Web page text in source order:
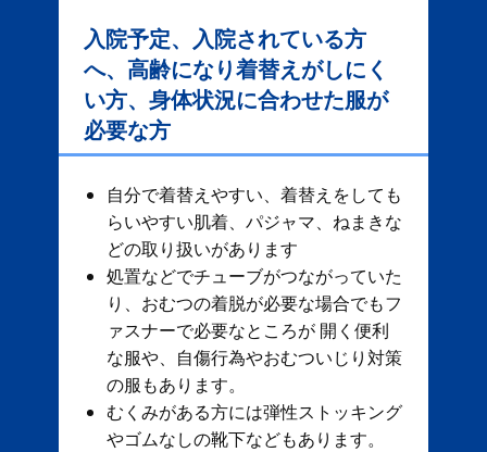
入院予定、入院されている方
へ、高齢になり着替えがしにく
い方、身体状況に合わせた服が
必要な方
自分で着替えやすい、着替えをしても
らいやすい肌着、パジャマ、ねまきな
どの取り扱いがあります
処置などでチューブがつながっていた
り、おむつの着脱が必要な場合でもフ
ァスナーで必要なところが 開く便利
な服や、自傷行為やおむついじり対策
の服もあります。
むくみがある方には弾性ストッキング
やゴムなしの靴下などもあります。